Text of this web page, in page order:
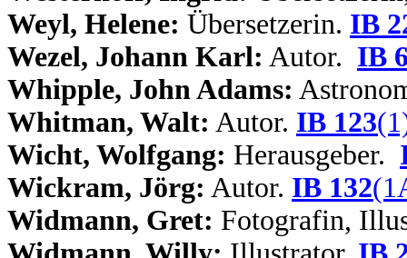
Weyl, Helene: Übersetzerin. IB
Wezel, Johann Karl: Autor. IB
Whipple, John Adams:
Whitman, Walt: Autor. IB 123
Wicht, Wolfgang: Herausgeber.
Wickram, Jörg: Autor. IB 132
Widmann, Gret: Fotografin,